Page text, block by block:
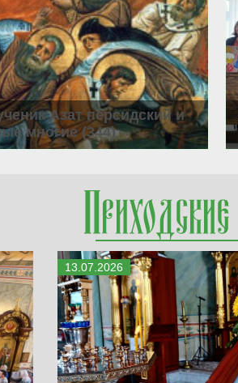
Азат персидский и
многие (344)
13 .07 2026